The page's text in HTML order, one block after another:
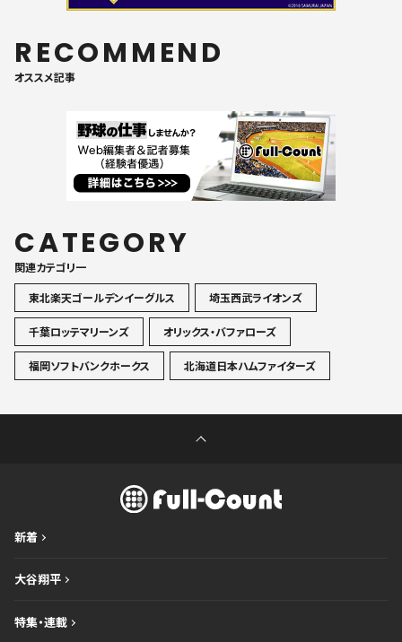
RECOMMEND
オススメ記事
CATEGORY
関連カテゴリ一
東北楽天ゴールデンイーグルス
埼玉西武ライオンズ
千葉ロッテマリーンズ オリックス・バファローズ
福岡ソフトバンクホークス 北海道日本ハムファイターズ
新着
大谷翔平
特集・連載